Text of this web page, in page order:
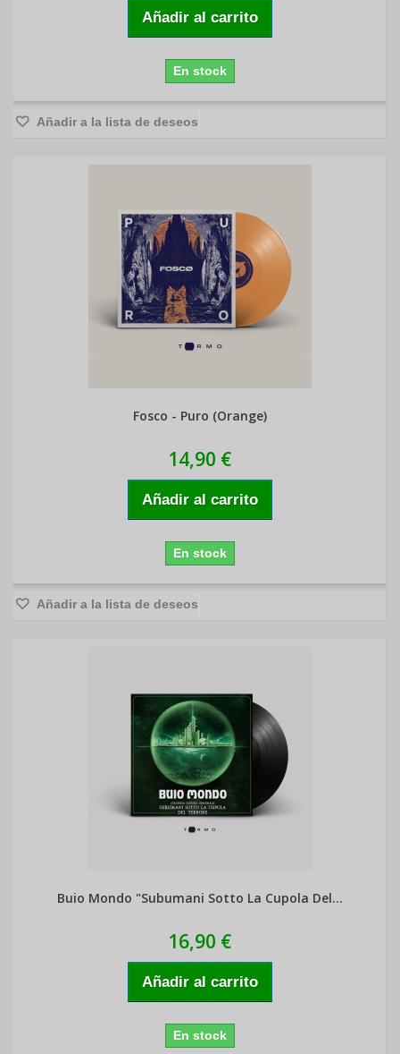
Añadir al carrito
En stock
Añadir a la lista de deseos
Fosco - Puro (Orange)
14,90 €
Añadir al carrito
En stock
Añadir a la lista de deseos
Buio Mondo "Subumani Sotto La Cupola Del...
16,90 €
Añadir al carrito
En stock